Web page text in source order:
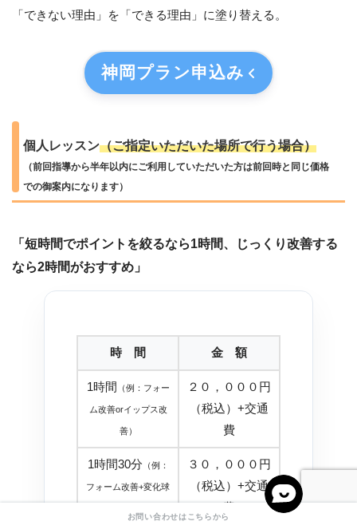
「できない理由」を「できる理由」に塗り替える。
神岡プラン申込み
個人レッスン（ご指定いただいた場所で行う場合）
（前回指導から半年以内にご利用していただいた方は前回時と同じ価格
での御案内になります）
「短時間でポイントを絞るなら1時間、じっくり改善する
なら2時間がおすすめ」
時 間 金 額
1時間 （例：フォー
ム改善orイップス改
善）
２０，０００円
（税込）+交通
費
1時間30分 （例：
フォーム改善+変化球
３０，０００円
（税込）+交通
お問い合わせはこちらから